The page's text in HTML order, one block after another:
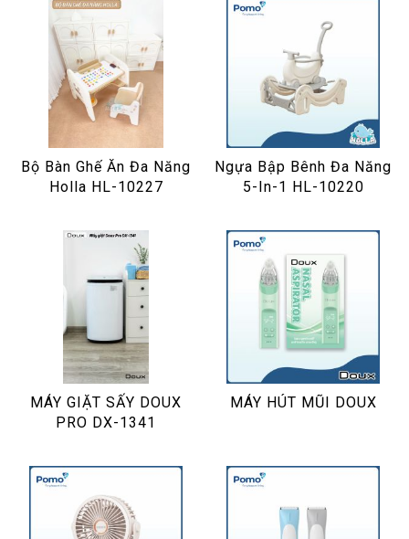
Bộ Bàn Ghế Ăn Đa Năng
Holla HL-10227
Ngựa Bập Bênh Đa Năng
5-In-1 HL-10220
MÁY GIẶT SẤY DOUX
PRO DX-1341
MÁY HÚT MŨI DOUX